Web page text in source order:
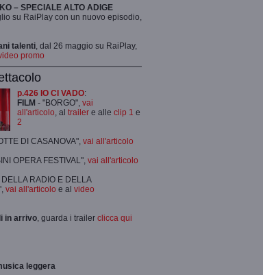
– SPECIALE ALTO ADIGE
su RaiPlay con un nuovo episodio,
talenti , dal 26 maggio su RaiPlay,
promo
p.426 IO CI VADO:
FILM - "BORGO", vai
all'articolo , al trailer e alle clip 1 e
2
DI CASANOVA", vai all'articolo
OPERA FESTIVAL", vai all'articolo
RADIO E DELLA
vai all'articolo e al video
in arrivo , guarda i trailer clicca qui
leggera